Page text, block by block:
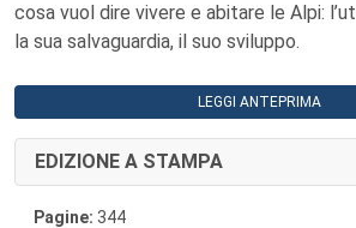
cosa vuol dire vivere e abitare le Alpi:
la sua salvaguardia, il suo sviluppo.
LEGGI ANTEPRIMA
EDIZIONE A STAMPA
Pagine: 344